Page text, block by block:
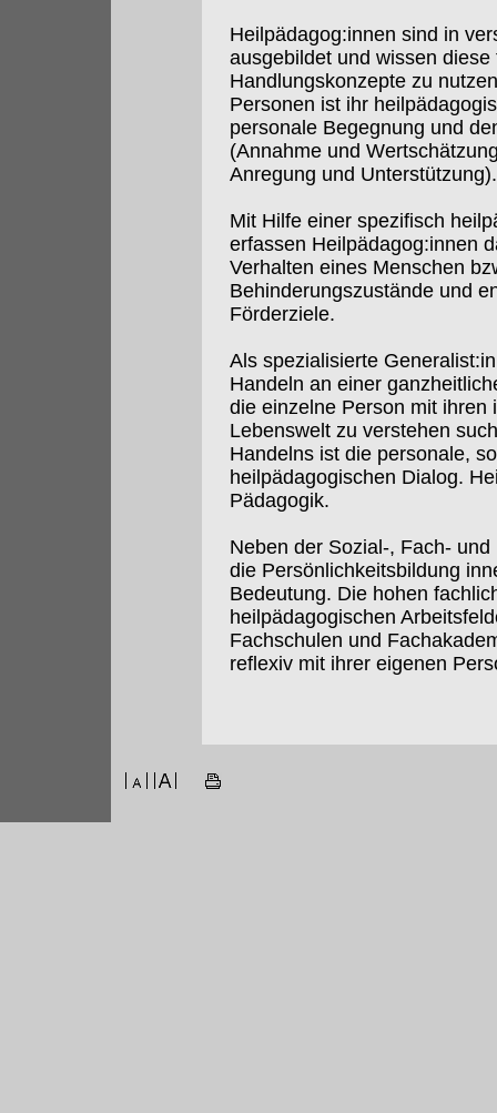
Heilpädagog:innen sind in
ausgebildet und wissen
Handlungskonzepte zu
Personen ist ihr
personale Begegnung und
(Annahme und
Anregung und Unterstützung).
Mit Hilfe einer spezifisch
erfassen Heilpädagog:innen
Verhalten eines Menschen
Behinderungszustände und
Förderziele.
Als spezialisierte
Handeln an einer
die einzelne Person mit ihren
Lebenswelt zu verstehen
Handelns ist die personale,
heilpädagogischen Dialog.
Pädagogik.
Neben der Sozial-, Fach-
die Persönlichkeitsbildung
Bedeutung. Die hohen
heilpädagogischen
Fachschulen und
reflexiv mit ihrer eigenen